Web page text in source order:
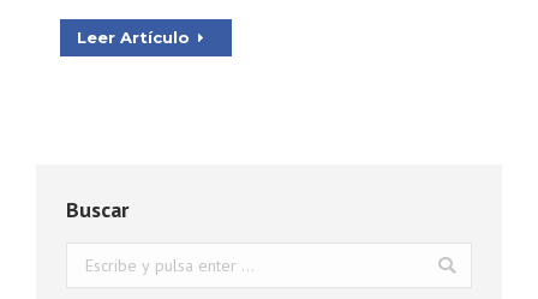
Leer Artículo
Buscar
Buscar: